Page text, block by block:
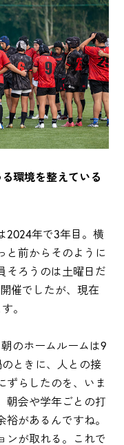
環境を整えている
2024年で3年目。横
と前からそのように
そろうのは土曜日だ
催でしたが、現在
。
のホームルームは9
ときに、人との接
ずらしたのを、いま
朝会や学年ごとの打
があるんですね。
ンが取れる。これで